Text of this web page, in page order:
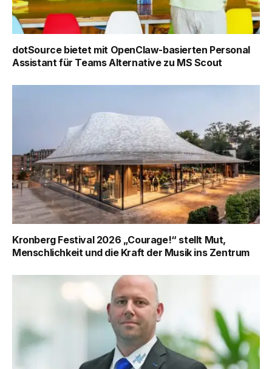
dotSource bietet mit OpenClaw-basierten Personal
Assistant für Teams Alternative zu MS Scout
Kronberg Festival 2026 „Courage!“ stellt Mut,
Menschlichkeit und die Kraft der Musik ins Zentrum